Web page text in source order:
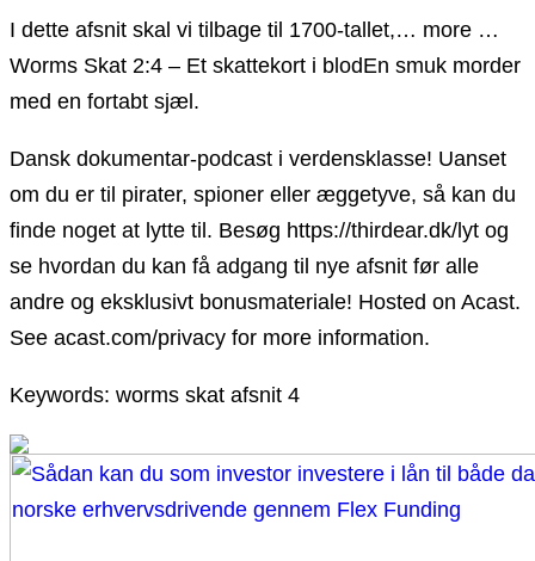
I dette afsnit skal vi tilbage til 1700-tallet,… more …
Worms Skat 2:4 – Et skattekort i blodEn smuk morder
med en fortabt sjæl.
Dansk dokumentar-podcast i verdensklasse! Uanset
om du er til pirater, spioner eller æggetyve, så kan du
finde noget at lytte til. Besøg https://thirdear.dk/lyt og
se hvordan du kan få adgang til nye afsnit før alle
andre og eksklusivt bonusmateriale! Hosted on Acast.
See acast.com/privacy for more information.
Keywords: worms skat afsnit 4